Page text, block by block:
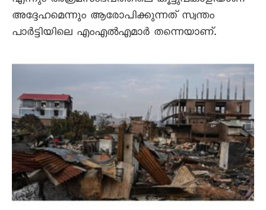
അദ്ദേഹമെന്നും ആരോപിക്കുന്നത് സ്വന്തം
പാർട്ടിയിലെ എംഎൽഎമാർ തന്നെയാണ്.